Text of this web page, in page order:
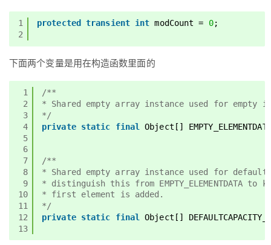
1
2
protected transient int modCount = 0;
下面两个变量是用在构造函数里面的
1
2
3
4
5
6
7
8
9
10
11
12
13
/**
* Shared empty array instance used for empty
*/
private static final Object[]
/**
* Shared empty array instance used for default
* distinguish this from EMPTY_ELEMENTDATA to
* first element is added.
*/
private static final Object[]